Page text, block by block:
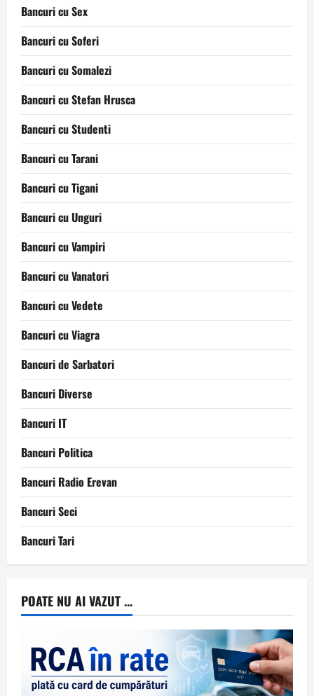
Bancuri cu Sex
Bancuri cu Soferi
Bancuri cu Somalezi
Bancuri cu Stefan Hrusca
Bancuri cu Studenti
Bancuri cu Tarani
Bancuri cu Tigani
Bancuri cu Unguri
Bancuri cu Vampiri
Bancuri cu Vanatori
Bancuri cu Vedete
Bancuri cu Viagra
Bancuri de Sarbatori
Bancuri Diverse
Bancuri IT
Bancuri Politica
Bancuri Radio Erevan
Bancuri Seci
Bancuri Tari
POATE NU AI VAZUT ...